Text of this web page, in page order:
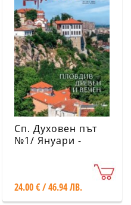
Сп. Духовен път
№1/ Януари -
24.00 € / 46.94 ЛВ.